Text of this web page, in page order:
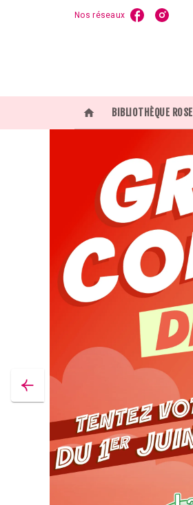
RECHERCHE
Nos réseaux
home BIBLIOTHÈQUE ROSE